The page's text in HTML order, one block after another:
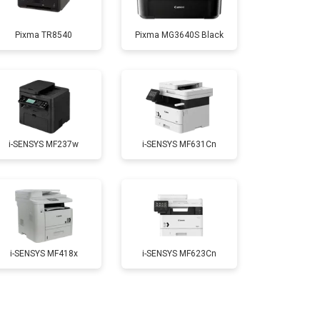
2700 ₽ Заказать
2500 ₽ Заказать
3500 ₽ Заказать
Pixma TR8540 Pixma MG3640S Black
i-SENSYS MF237w i-SENSYS MF631Cn
i-SENSYS MF418x i-SENSYS MF623Cn